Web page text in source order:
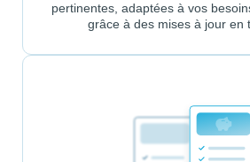
pertinentes, adaptées à vos
grâce à des mises à jour en